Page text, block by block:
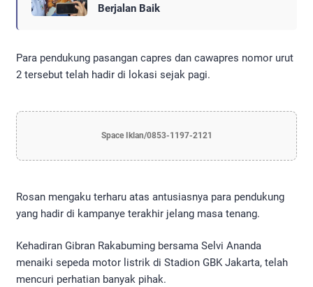
Berjalan Baik
Para pendukung pasangan capres dan cawapres nomor urut
2 tersebut telah hadir di lokasi sejak pagi.
Space Iklan/0853-1197-2121
Rosan mengaku terharu atas antusiasnya para pendukung
yang hadir di kampanye terakhir jelang masa tenang.
Kehadiran Gibran Rakabuming bersama Selvi Ananda
menaiki sepeda motor listrik di Stadion GBK Jakarta, telah
mencuri perhatian banyak pihak.